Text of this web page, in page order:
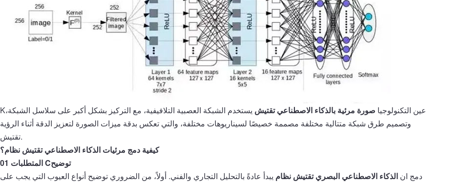
K عين التكنولوجيا صورة مرئية بالذكاء الاصطناعيتقتيش يستخدم الشبكة العصبية التلافيفية، مع التركيز بشكل أكبر على سلاسل الشبكة،
وتصميم طرق شبكة متتالية مختلفة مصممة خصيصًا لسيناريوهات مختلفة، والتي تعكس بدقة ميزات الصورة لتعزيز الدقة أثناء الرؤية
تقتيش.
كيفية دمج مرئيات الذكاء الاصطناعيتقتيش نظام؟
01 المتطلباتCتوضيح
دمج انالذكاء الاصطناعي البصريتقتيش نظام يبدأ عادةً بالتحليل التجاري والفني. أولاً، من الضروري توضيح أنواع العيوب التي يجب على